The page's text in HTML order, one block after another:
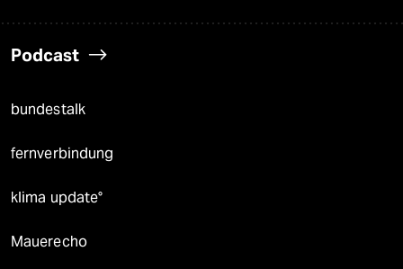
Podcast
bundestalk
fernverbindung
klima update°
Mauerecho